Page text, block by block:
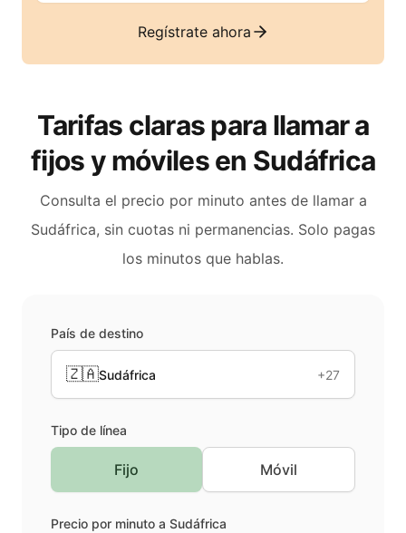
Regístrate ahora
Tarifas claras para llamar a
fijos y móviles en Sudáfrica
Consulta el precio por minuto antes de llamar a
Sudáfrica, sin cuotas ni permanencias. Solo pagas
los minutos que hablas.
País de destino
🇿🇦Sudáfrica +27
Tipo de línea
Fijo Móvil
Precio por minuto a Sudáfrica